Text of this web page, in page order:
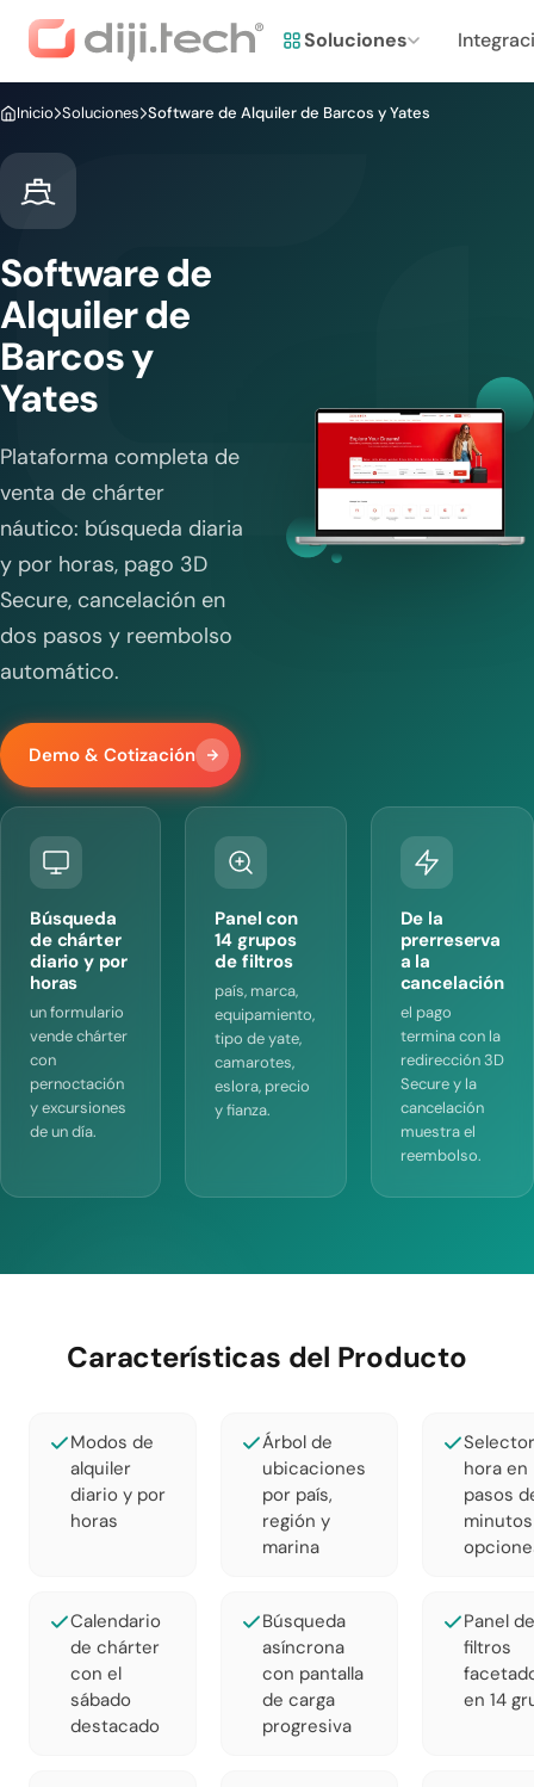
Soluciones
Inicio Soluciones Software de Alquiler de Barcos y Yates
Software de
Alquiler de
Barcos y
Yates
Plataforma completa de
venta de chárter
náutico: búsqueda diaria
y por horas, pago 3D
Secure, cancelación en
dos pasos y reembolso
automático.
Demo & Cotización
Búsqueda
de chárter
diario y por
horas
un formulario
vende chárter
con
pernoctación
y excursiones
de un día.
Panel con
14 grupos
de filtros
país, marca,
equipamiento,
tipo de yate,
camarotes,
eslora, precio
y fianza.
De la
prerreserva
a la
cancelación
el pago
termina con la
redirección 3D
Secure y la
cancelación
muestra el
reembolso.
Características del Producto
Modos de
alquiler
diario y por
horas
Árbol de
ubicaciones
por país,
región y
marina
hora en
pasos
Calendario
de chárter
con el
sábado
destacado
Búsqueda
asíncrona
con pantalla
de carga
progresiva
Panel de
filtros
en 14